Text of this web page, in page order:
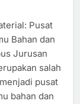
Pusat
Bahan dan
Jurusan
salah
pusat
bahan dan